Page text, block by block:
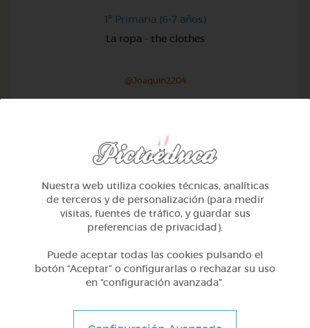
1º Primaria (6-7 años)
La ropa - the clothes
@Joaquin2204
1º Primaria (6-7 años)
Nuestra web utiliza cookies técnicas, analíticas
de terceros y de personalización (para medir
visitas, fuentes de tráfico, y guardar sus
preferencias de privacidad).
Puede aceptar todas las cookies pulsando el
botón “Aceptar” o configurarlas o rechazar su uso
en “configuración avanzada”.